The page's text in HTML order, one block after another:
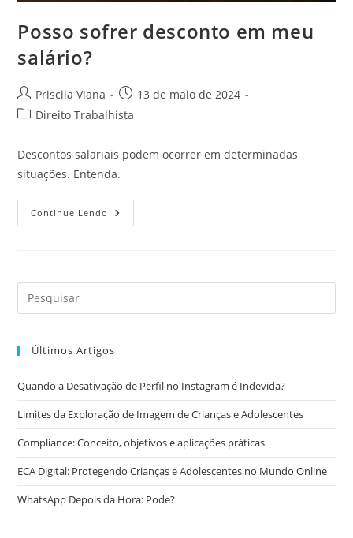
Posso sofrer desconto em meu
salário?
Autor
do
Priscila Viana
Post
publicado:
13 de maio de 2024
Categoria
Direito Trabalhista
Descontos salariais podem ocorrer em determinadas
situações. Entenda.
Continue Lendo Posso
Sofrer
Últimos Artigos
Quando a Desativação de Perfil no Instagram é Indevida?
Limites da Exploração de Imagem de Crianças e Adolescentes
Compliance: Conceito, objetivos e aplicações práticas
ECA Digital: Protegendo Crianças e Adolescentes no Mundo Online
WhatsApp Depois da Hora: Pode?